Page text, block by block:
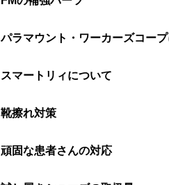
パラマウント・ワーカーズコー
スマートリィについて
靴擦れ対策
頑固な患者さんの対応